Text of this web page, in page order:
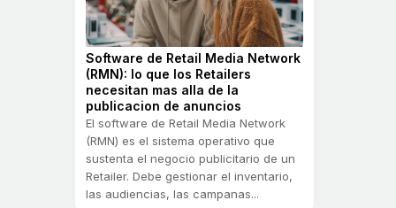
Software de Retail Media Network
(RMN): lo que los Retailers
necesitan mas alla de la
publicacion de anuncios
El software de Retail Media Network
(RMN) es el sistema operativo que
sustenta el negocio publicitario de un
Retailer. Debe gestionar el inventario,
las audiencias, las campanas...